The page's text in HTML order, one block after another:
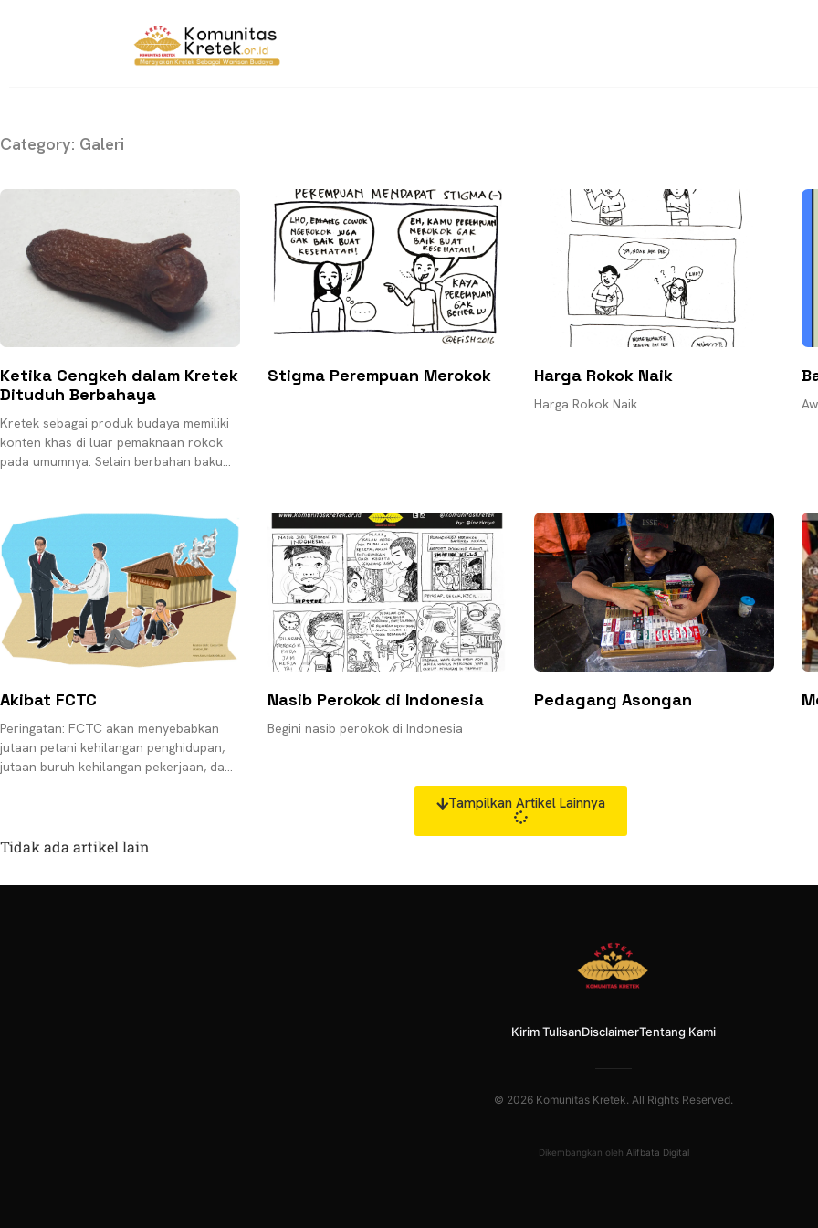
Category: Galeri
Ketika Cengkeh dalam Kretek
Dituduh Berbahaya
Kretek sebagai produk budaya memiliki
konten khas di luar pemaknaan rokok
pada umumnya. Selain berbahan baku
Stigma Perempuan Merokok Harga Rokok Naik
Harga Rokok Naik
Akibat FCTC
Peringatan: FCTC akan menyebabkan
jutaan petani kehilangan penghidupan,
jutaan buruh kehilangan pekerjaan, dan
Nasib Perokok di Indonesia
Begini nasib perokok di Indonesia
Pedagang Asongan
Tampilkan Artikel Lainnya
Tidak ada artikel lain
Kirim TulisanDisclaimerTentang Kami
© 2026 Komunitas Kretek. All Rights Reserved.
Dikembangkan oleh Alifbata Digital